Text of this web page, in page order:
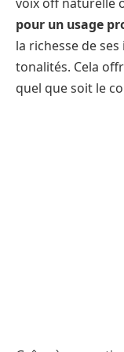
voix off naturelle
pour un usage
la richesse de
tonalités. Cela
quel que soit le